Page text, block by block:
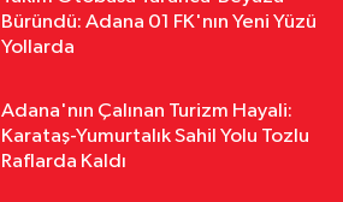
12:16Feke’de Mahalle Çalışmaları
Büründü: Adana 01 FK'nın Yeni Yüzü
Yollarda
Adana'nın Çalınan Turizm Hayali:
Karataş-Yumurtalık Sahil Yolu Tozlu
Raflarda Kaldı